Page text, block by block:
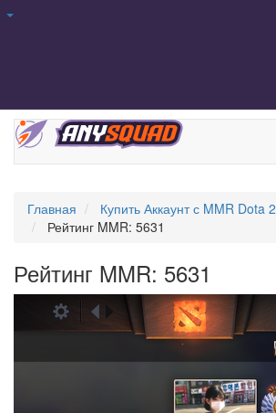
Главная
Купить Аккаунт с MMR Dota 2
Рейтинг MMR: 5631
Рейтинг MMR: 5631